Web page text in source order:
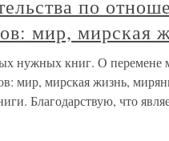
по
мир, мирская
нужных книг. О перемене
мир, мирская жизнь,
Благодарствую, что